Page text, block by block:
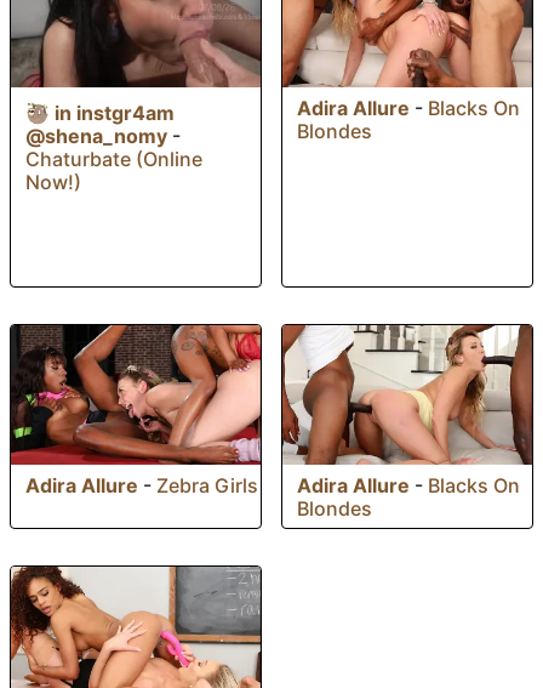
🦥 in instgr4am
@shena_nomy -
Chaturbate (Online
Now!)
Adira Allure - Blacks On
Blondes
Adira Allure - Zebra Girls Adira Allure - Blacks On
Blondes